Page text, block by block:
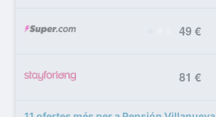
49 €
81 €